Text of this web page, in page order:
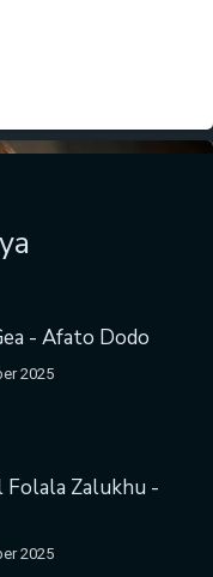
- Afato Dodo
2025
Folala Zalukhu -
2025